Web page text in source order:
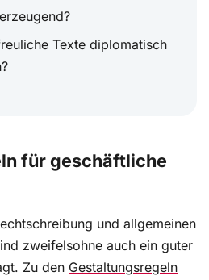
Texte diplomatisch
für geschäftliche
und allgemeinen
zweifelsohne auch ein guter
Zu den Gestaltungsregeln